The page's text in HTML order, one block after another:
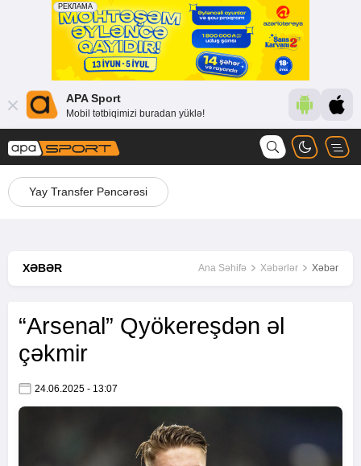
APA Sport
Mobil tətbiqimizi buradan yüklə!
Yay Transfer Pəncərəsi
XƏBƏR Ana Səhifə Xəbərlər Xəbər
“Arsenal” Qyökereşdən əl
çəkmir
24.06.2025 - 13:07